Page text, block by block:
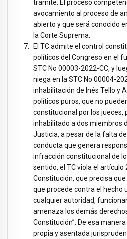
trámite. El proceso
avocamiento al proceso de
abierto y que será conocido
la Corte Suprema.
El TC admite el control
políticos del Congreso en el
STC No 00003-2022-CC, y
niega en la STC No 00004-
inhabilitación de Inés Tello y
políticos puros, que no
constitucional por los jueces,
inhabilitado a dos miembros
Justicia, a pesar de la falta
conducta que genera
infracción constitucional de
sentido, el TC viola el artículo
Constitución, que precisa
que procede contra el hecho
cualquier autoridad,
amenaza los demás
Constitución”. De esa
propia y asentada